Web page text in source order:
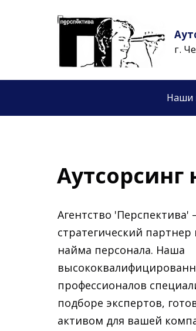
г.
Наши
Агентство
стратегический партнер
найма персонала. Наша
профессионалов
подборе экспертов,
активом для вашей